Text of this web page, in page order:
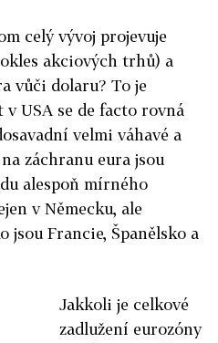
celý vývoj projevuje
akciových trhů) a
vůči dolaru? To je
USA se de facto rovná
velmi váhavé a
záchranu eura jsou
alespoň mírného
v Německu, ale
jsou Francie, Španělsko a
Jakkoli je celkové
zadlužení eurozóny